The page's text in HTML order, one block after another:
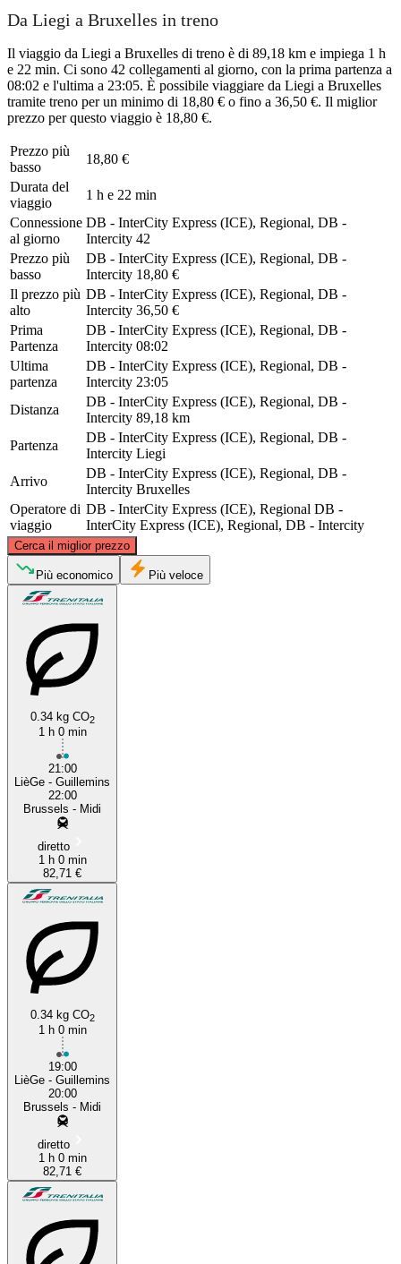
Da Liegi a Bruxelles in treno
Il viaggio da Liegi a Bruxelles di treno è di 89,18 km e impiega 1 h
e 22 min. Ci sono 42 collegamenti al giorno, con la prima partenza a
08:02 e l'ultima a 23:05. È possibile viaggiare da Liegi a Bruxelles
tramite treno per un minimo di 18,80 € o fino a 36,50 €. Il miglior
prezzo per questo viaggio è 18,80 €.
Prezzo più
basso
18,80 €
Durata del
viaggio
1 h e 22 min
Connessione
al giorno
DB - InterCity Express (ICE), Regional, DB -
Intercity 42
Prezzo più
basso
DB - InterCity Express (ICE), Regional, DB -
Intercity 18,80 €
Il prezzo più
alto
DB - InterCity Express (ICE), Regional, DB -
Intercity 36,50 €
Prima
Partenza
DB - InterCity Express (ICE), Regional, DB -
Intercity 08:02
Ultima
partenza
DB - InterCity Express (ICE), Regional, DB -
Intercity 23:05
Distanza
DB - InterCity Express (ICE), Regional, DB -
Intercity 89,18 km
Partenza
DB - InterCity Express (ICE), Regional, DB -
Intercity Liegi
Arrivo
DB - InterCity Express (ICE), Regional, DB -
Intercity Bruxelles
Operatore di
viaggio
DB - InterCity Express (ICE), Regional DB -
InterCity Express (ICE), Regional, DB - Intercity
Cerca il miglior prezzo
©CARTO, ©OpenStreetMap contributors
Più economico Più veloce
0.34 kg CO2
1 h 0 min
21:00
LièGe - Guillemins
22:00
Brussels - Midi
diretto
1 h 0 min
82,71 €
0.34 kg CO2
1 h 0 min
19:00
LièGe - Guillemins
20:00
Brussels - Midi
diretto
1 h 0 min
82,71 €